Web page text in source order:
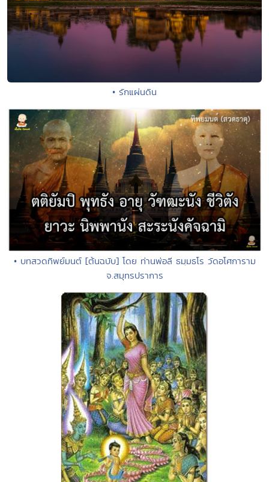
• รักแผ่นดิน
• บทสวดทิพย์มนต์ [ต้นฉบับ] โดย ท่านพ่อลี ธมฺมธโร วัดอโศการาม
จ.สมุทรปราการ